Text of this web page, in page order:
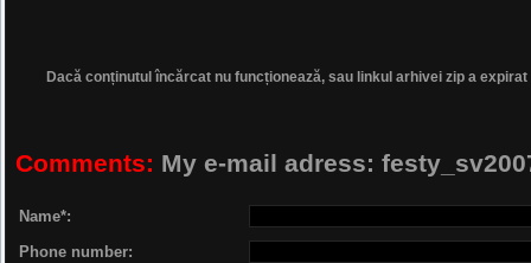
Dacă conținutul încărcat nu funcționează, sau linkul arhivei zip a
Comments: My e-mail adress:
Name*:
Phone number: